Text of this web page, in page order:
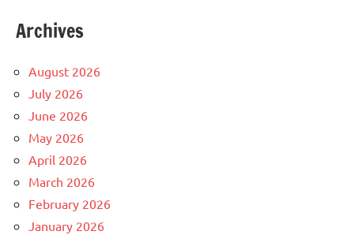
Archives
August 2026
July 2026
June 2026
May 2026
April 2026
March 2026
February 2026
January 2026